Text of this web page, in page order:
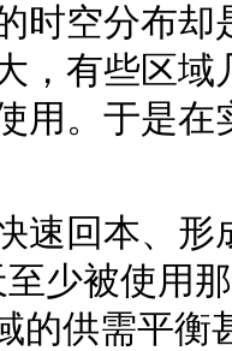
时空分布
，有些区
用。于是
回本、形
少被使用
的供需平